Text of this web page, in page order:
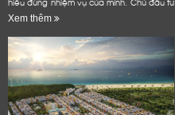
cũng cần kiểm soát phòng, giá bán và
chi phí. Dữ liệu...
Xem thêm